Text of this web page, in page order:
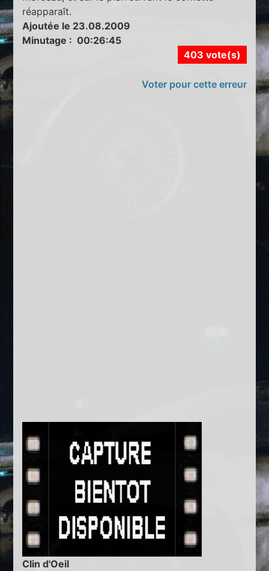
réapparaît.
Ajoutée le 23.08.2009
Minutage : 00:26:45
403 vote(s)
Voter pour cette erreur
Clin d'Oeil